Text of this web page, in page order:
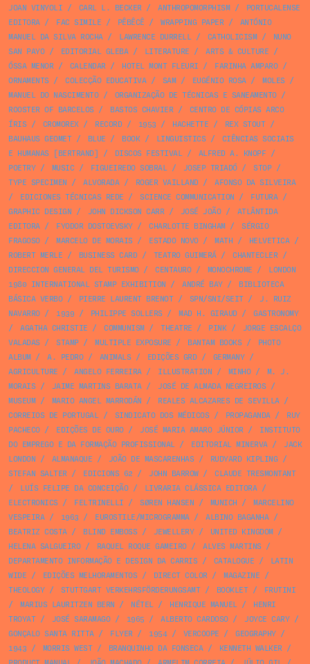
JOAN VINYOLI / CARL L. BECKER/ ANTHROPOMORPHISM/
PORTUCALENSE
EDITORA/ FAC SIMILE / PÊBÊCÊ / WRAPPING PAPER/
ANTÓNIO
MANUEL DA SILVA ROCHA/ LAWRENCE DURRELL/ CATHOLICISM/
NUNO
SAN PAYO/ EDITORIAL GLEBA/ LITERATURE / ARTS & CULTURE /
ÓSSA MENOR/ CALENDAR/ HOTEL MONT FLEURI / FARINHA AMPARO/
ORNAMENTS / COLECÇÃO EDUCATIVA/ SAM/ EUGÉNIO ROSA/ MOLES /
MANUEL DO NASCIMENTO/ ORGANIZAÇÃO DE TÉCNICAS E SANEAMENTO/
ROOSTER OF BARCELOS / BASTOS CHAVIER/
CENTRO DE CÓPIAS ARCO
ÍRIS / CROMOREX/ RECORD/ 1953 / HACHETTE / REX STOUT/
BAUHAUS GEOMET/ BLUE / BOOK/ LINGUISTICS /
CIÊNCIAS SOCIAIS
E HUMANAS [BERTRAND] / DISCOS FESTIVAL/ ALFRED A. KNOPF /
POETRY/ MUSIC / FIGUEIREDO SOBRAL/ JOSEP TRIADÓ/ STOP/
TYPE SPECIMEN / ALVORADA/ ROGER VAILLAND/
AFONSO DA SILVEIRA
/
EDICIONES TÉCNICAS REDE / SCIENCE COMMUNICATION / FUTURA/
GRAPHIC DESIGN / JOHN DICKSON CARR/ JOSÉ JOÃO/
ATLÂNTIDA
EDITORA/ FYODOR DOSTOEVSKY/ CHARLOTTE BINGHAM/
SÉRGIO
FRAGOSO/ MARCELO DE MORAIS / ESTADO NOVO/ MATH / HELVETICA/
ROBERT MERLE / BUSINESS CARD/ TEATRO GUIMERÁ/ CHANTECLER/
DIRECCION GENERAL DEL TURISMO/ CENTAURO/ MONOCHROME /
LONDON
1980 INTERNATIONAL STAMP EXHIBITION / ANDRÉ BAY/
BIBLIOTECA
BÁSICA VERBO/ PIERRE LAURENT BRENOT/ SPN/SNI/SEIT/
J. RUIZ
NAVARRO/ 1939 / PHILIPPE SOLLERS / MAD H. GIRAUD/
GASTRONOMY
/
AGATHA CHRISTIE / COMMUNISM/ THEATRE / PINK/
JORGE ESCALÇO
VALADAS / STAMP/ MULTIPLE EXPOSURE / BANTAM BOOKS /
PHOTO
ALBUM/ A. PEDRO/ ANIMALS / EDIÇÕES GRD/ GERMANY/
AGRICULTURE / ANGELO FERREIRA/ ILLUSTRATION / MINHO/
M. J.
MORAIS / JAIME MARTINS BARATA/ JOSÉ DE ALMADA NEGREIROS /
MUSEUM/ MARIO ANGEL MARRODÁN / REALES ALCAZARES DE SEVILLA/
CORREIOS DE PORTUGAL/ SINDICATO DOS MÉDICOS / PROPAGANDA/
RUY
PACHECO/ EDIÇÕES DE OURO/ JOSÉ MARIA AMARO JÚNIOR/
INSTITUTO
DO EMPREGO E DA FORMAÇÃO PROFISSIONAL/ EDITORIAL MINERVA/
JACK
LONDON / ALMANAQUE / JOÃO DE MASCARENHAS / RUDYARD KIPLING /
STEFAN SALTER/ EDICIONS 62 / JOHN BARROW/
CLAUDE TRESMONTANT
/
LUÍS FELIPE DA CONCEIÇÃO/ LIVRARIA CLÁSSICA EDITORA/
ELECTRONICS / FELTRINELLI / SØREN HANSEN / MUNICH /
MARCELINO
VESPEIRA/ 1963 / EUROSTILE/MICROGRAMMA/ ALBINO BAGANHA/
BEATRIZ COSTA/ BLIND EMBOSS / JEWELLERY/ UNITED KINGDOM/
HELENA SALGUEIRO/ RAQUEL ROQUE GAMEIRO/ ALVES MARTINS /
DEPARTAMENTO INFORMAÇÃO E DESIGN DA CARRIS / CATALOGUE /
LATIN
WIDE / EDIÇÕES MELHORAMENTOS / DIRECT COLOR/ MAGAZINE /
THEOLOGY/ STUTTGART VERKEHRSFÖRDERUNGSAMT/ BOOKLET/
FRUTINI
/
MARIUS LAURITZEN BERN / NÉTEL/ HENRIQUE MANUEL/
HENRI
TROYAT/ JOSÉ SARAMAGO/ 1965 / ALBERTO CARDOSO/ JOYCE CARY/
GONÇALO SANTA RITTA/ FLYER/ 1954/ VERCOOPE / GEOGRAPHY/
1943 / MORRIS WEST/ BRANQUINHO DA FONSECA/ KENNETH WALKER/